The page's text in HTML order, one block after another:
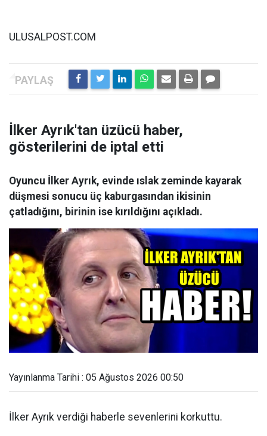
ULUSALPOST.COM
İlker Ayrık'tan üzücü haber,
gösterilerini de iptal etti
Oyuncu İlker Ayrık, evinde ıslak zeminde kayarak
düşmesi sonucu üç kaburgasından ikisinin
çatladığını, birinin ise kırıldığını açıkladı.
Yayınlanma Tarihi : 05 Ağustos 2026 00:50
İlker Ayrık verdiği haberle sevenlerini korkuttu.